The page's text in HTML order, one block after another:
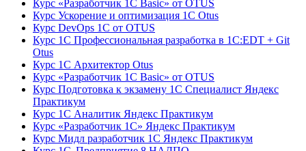
Курс «Разработчик 1С Basic» от OTUS
Курс Ускорение и оптимизация 1С Otus
Курс DevOps 1С от OTUS
Курс 1С Профессиональная разработка в 1С:EDT + Git
Otus
Курс 1С Архитектор Otus
Курс «Разработчик 1С Basic» от OTUS
Курс Подготовка к экзамену 1С Специалист Яндекс
Практикум
Курс 1С Аналитик Яндекс Практикум
Курс «Разработчик 1С» Яндекс Практикум
Курс Мидл разработчик 1С Яндекс Практикум